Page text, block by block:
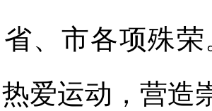
、市各项殊
爱运动，营造